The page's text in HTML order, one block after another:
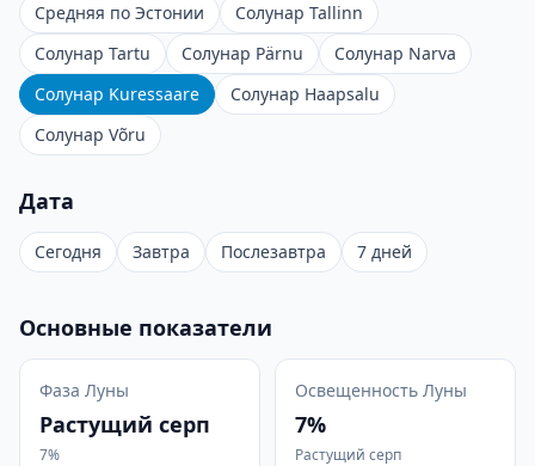
Средняя по Эстонии
Солунар Tallinn
Солунар Tartu
Солунар Pärnu
Солунар Narva
Солунар Kuressaare
Солунар Haapsalu
Солунар Võru
Дата
Сегодня Завтра Послезавтра 7 дней
Основные показатели
Фаза Луны
Растущий серп
7%
Освещенность Луны
7%
Растущий серп